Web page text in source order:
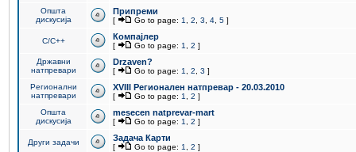
Општа
дискусија
Припреми
[ Go to page: 1 2 3 4 5 ]
C/C++ Компајлер
[ Go to page: 1 2 ]
Државни
натпревари
Drzaven?
[ Go to page: 1 2 3 ]
Регионални
натпревари
XVIII Регионален натпревар - 20.03.2010
[ Go to page: 1 2 ]
Општа
дискусија
mesecen natprevar-mart
[ Go to page: 1 2 ]
Други задачи Задача Карти
[ Go to page: 1 2 ]